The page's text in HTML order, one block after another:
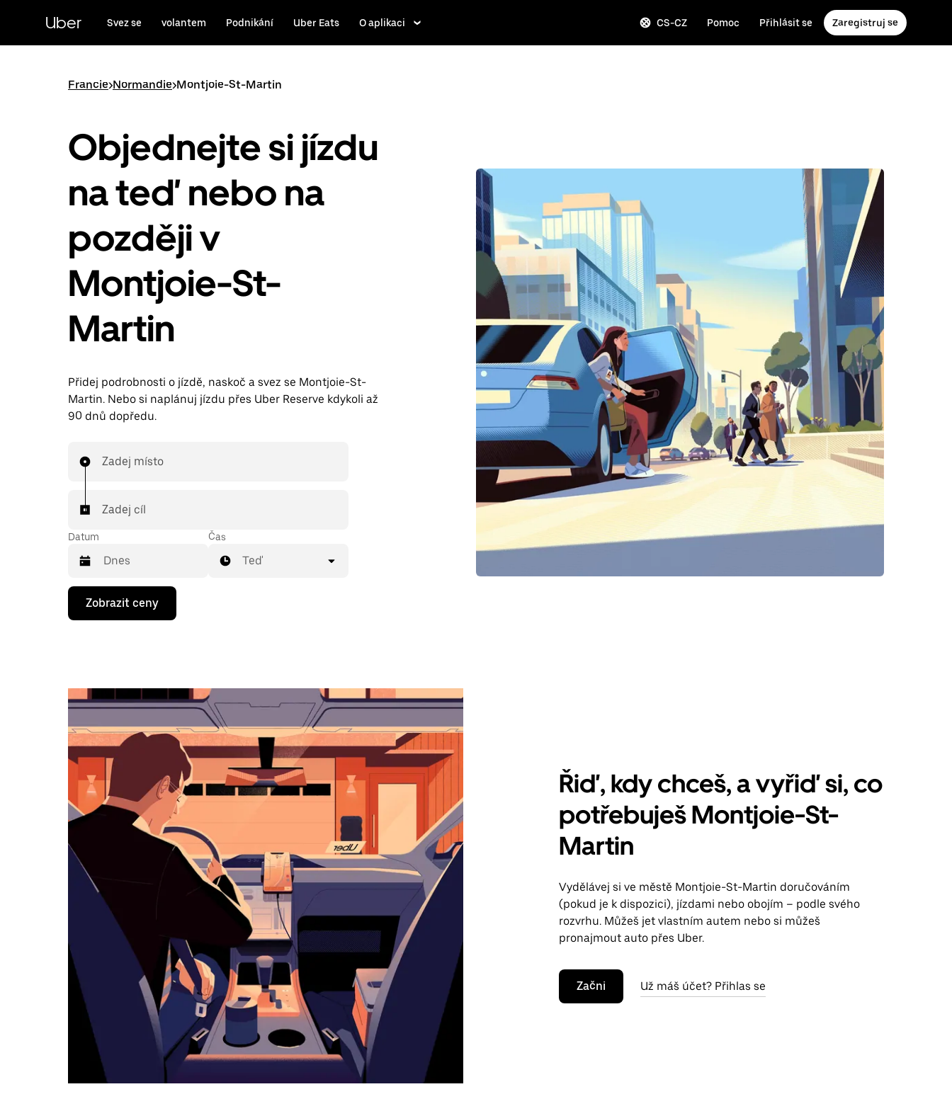
obsah
Uber Svez se volantem Podnikání Uber Eats O aplikaci CS-CZ Pomoc Přihlásit se Zaregistruj se
Francie>Normandie>Montjoie-St-Martin
Objednejte si jízdu
na teď nebo na
později v
Montjoie-St-
Martin
Přidej podrobnosti o jízdě, naskoč a svez se Montjoie-St-
Martin. Nebo si naplánuj jízdu přes Uber Reserve kdykoli až
90 dnů dopředu.
Zadej místo
Zadej cíl
Datum
Stisknutím
klávesy
se
vybrat
datum.
klávesy
Esc
zavřeš
kalendář.
Čas
Teď
Zobrazit ceny
Řiď, kdy chceš, a vyřiď si, co
potřebuješ Montjoie-St-
Martin
Vydělávej si ve městě Montjoie-St-Martin doručováním
(pokud je k dispozici), jízdami nebo obojím – podle svého
rozvrhu. Můžeš jet vlastním autem nebo si můžeš
pronajmout auto přes Uber.
Začni Už máš účet? Přihlas se